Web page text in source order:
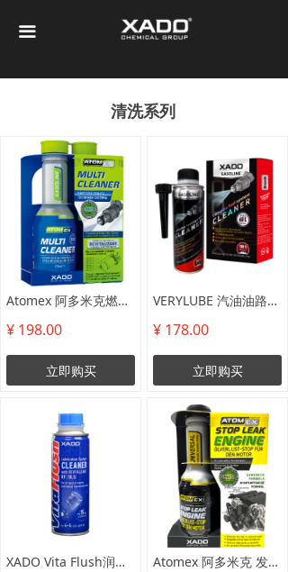
끀
证书专利
哈多技术
视频广告
再生修复技术详情
机油介绍
联系我们
人才招聘
项目合作
Atomex 阿多米克燃油系统综合清洗剂
¥ 198.00
立即购买
VERYLUBE 汽油油路系统综合清洗剂JET100
¥ 178.00
立即购买
XADO Vita Flush润滑系统再生清洗剂 250ml金属瓶 Atomex 阿多米克 发动机（橡胶油封）堵漏剂
清洗系列